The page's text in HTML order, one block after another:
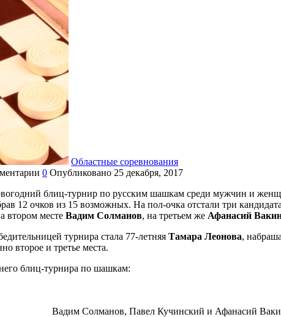
Областные соревнования
0 Опубликовано 25 декабря, 2017
блиц-турнир по русским шашкам среди мужчин и
12 очков из 15 возможных. На пол-очка отстали три
втором месте Вадим Солманов, на третьем же Афанасий
турнира стала 77-летняя Тамара Леонова,
второе и третье места.
блиц-турнира по шашкам:
Вадим Солманов, Павел Кучинский и Афанасий